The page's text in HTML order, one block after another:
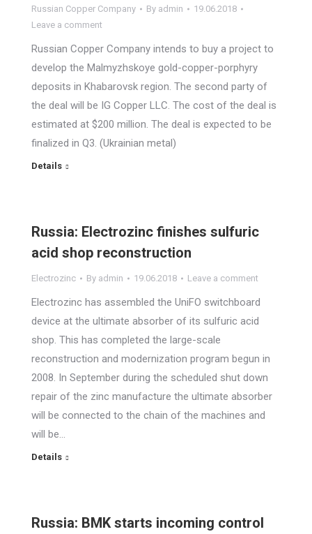
Russian Copper Company By admin
19.06.2018
Leave a comment
Russian Copper Company intends to buy a project to
develop the Malmyzhskoye gold-copper-porphyry
deposits in Khabarovsk region. The second party of
the deal will be IG Copper LLC. The cost of the deal is
estimated at $200 million. The deal is expected to be
finalized in Q3. (Ukrainian metal)
Details
Russia: Electrozinc finishes sulfuric
acid shop reconstruction
Electrozinc By admin 19.06.2018 Leave a comment
Electrozinc has assembled the UniFO switchboard
device at the ultimate absorber of its sulfuric acid
shop. This has completed the large-scale
reconstruction and modernization program begun in
2008. In September during the scheduled shut down
repair of the zinc manufacture the ultimate absorber
will be connected to the chain of the machines and
will be…
Details
Russia: BMK starts incoming control